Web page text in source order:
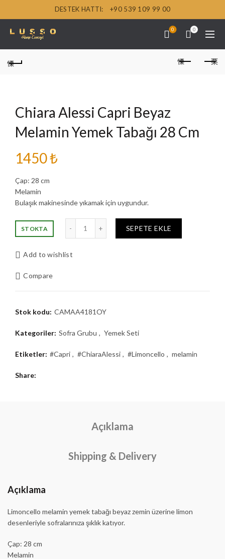
DESTEK HATTI: +90 539 109 99 00
0 0
Chiara Alessi Capri Beyaz
Melamin Yemek Tabağı 28 Cm
1450₺
Çap: 28 cm
Melamin
Bulaşık makinesinde yıkamak için uygundur.
STOKTA SEPETE EKLE
Add to wishlist
Compare
Stok kodu: CAMAA4181OY
Kategoriler: Sofra Grubu , Yemek Seti
Etiketler: #Capri , #ChiaraAlessi , #Limoncello , melamin
Share
Açıklama
Shipping & Delivery
Açıklama
Limoncello melamin yemek tabağı beyaz zemin üzerine limon
desenleriyle sofralarınıza şıklık katıyor.
Çap: 28 cm
Melamin